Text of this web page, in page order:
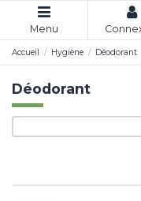
Menu
Accueil Hygiène Déodorant
Déodorant